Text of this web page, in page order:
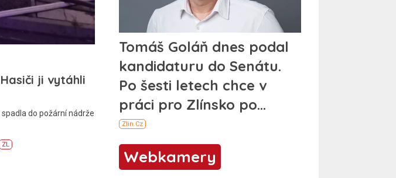
ji vytáhli
do požární nádrže
ZL
Webkamery